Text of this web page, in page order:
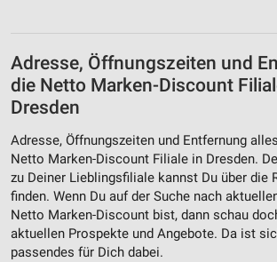
Adresse, Öffnungszeiten und
die Netto Marken-Discount
Dresden
Adresse, Öffnungszeiten und Entfernung
Netto Marken-Discount Filiale in Dresden.
zu Deiner Lieblingsfiliale kannst Du über die
finden. Wenn Du auf der Suche nach
Netto Marken-Discount bist, dann schau
aktuellen Prospekte und Angebote. Da ist
passendes für Dich dabei.